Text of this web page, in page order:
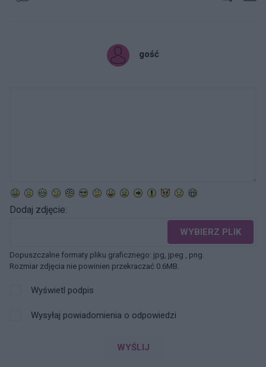
gość
Dodaj zdjęcie:
WYBIERZ PLIK
Dopuszczalne formaty pliku graficznego: jpg, jpeg , png.
Rozmiar zdjęcia nie powinien przekraczać 0.6MB.
Wyświetl podpis
Wysyłaj powiadomienia o odpowiedzi
WYŚLIJ